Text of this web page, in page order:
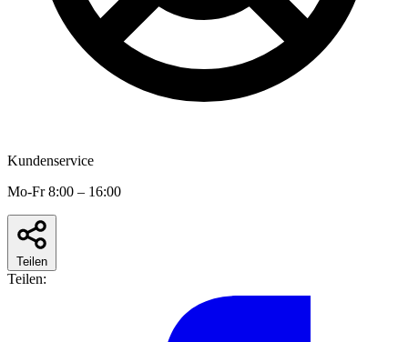
Kundenservice
Mo-Fr 8:00 – 16:00
Teilen
Teilen: